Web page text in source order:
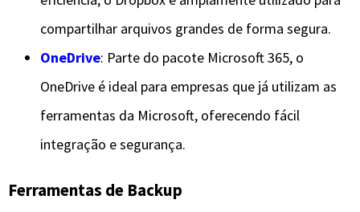
compartilhar arquivos grandes de forma segura.
OneDrive: Parte do pacote Microsoft 365, o
OneDrive é ideal para empresas que já utilizam as
ferramentas da Microsoft, oferecendo fácil
integração e segurança.
Ferramentas de Backup